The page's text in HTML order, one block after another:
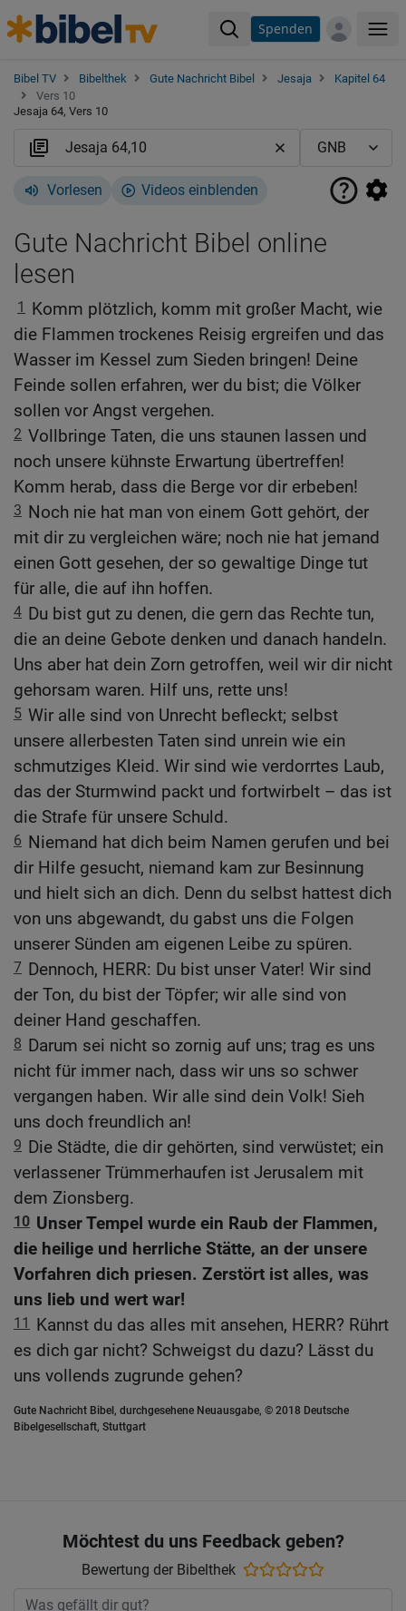
Spenden
Bibel TV Bibelthek Gute Nachricht Bibel Jesaja
Kapitel 64
Vers 10
Jesaja 64, Vers 10
Vorlesen Videos einblenden
Gute Nachricht Bibel online
lesen
1 Komm plötzlich, komm mit großer Macht, wie
die Flammen trockenes Reisig ergreifen und das
Wasser im Kessel zum Sieden bringen! Deine
Feinde sollen erfahren, wer du bist; die Völker
sollen vor Angst vergehen.
2 Vollbringe Taten, die uns staunen lassen und
noch unsere kühnste Erwartung übertreffen!
Komm herab, dass die Berge vor dir erbeben!
3 Noch nie hat man von einem Gott gehört, der
mit dir zu vergleichen wäre; noch nie hat jemand
einen Gott gesehen, der so gewaltige Dinge tut
für alle, die auf ihn hoffen.
4 Du bist gut zu denen, die gern das Rechte tun,
die an deine Gebote denken und danach handeln.
Uns aber hat dein Zorn getroffen, weil wir dir nicht
gehorsam waren. Hilf uns, rette uns!
5 Wir alle sind von Unrecht befleckt; selbst
unsere allerbesten Taten sind unrein wie ein
schmutziges Kleid. Wir sind wie verdorrtes Laub,
das der Sturmwind packt und fortwirbelt – das ist
die Strafe für unsere Schuld.
6 Niemand hat dich beim Namen gerufen und bei
dir Hilfe gesucht, niemand kam zur Besinnung
und hielt sich an dich. Denn du selbst hattest dich
von uns abgewandt, du gabst uns die Folgen
unserer Sünden am eigenen Leibe zu spüren.
7 Dennoch, HERR: Du bist unser Vater! Wir sind
der Ton, du bist der Töpfer; wir alle sind von
deiner Hand geschaffen.
8 Darum sei nicht so zornig auf uns; trag es uns
nicht für immer nach, dass wir uns so schwer
vergangen haben. Wir alle sind dein Volk! Sieh
uns doch freundlich an!
9 Die Städte, die dir gehörten, sind verwüstet; ein
verlassener Trümmerhaufen ist Jerusalem mit
dem Zionsberg.
10 Unser Tempel wurde ein Raub der Flammen,
die heilige und herrliche Stätte, an der unsere
Vorfahren dich priesen. Zerstört ist alles, was
uns lieb und wert war!
11 Kannst du das alles mit ansehen, HERR? Rührt
es dich gar nicht? Schweigst du dazu? Lässt du
uns vollends zugrunde gehen?
Gute Nachricht Bibel, durchgesehene Neuausgabe, © 2018 Deutsche
Bibelgesellschaft, Stuttgart
Möchtest du uns Feedback geben?
Bewertung der Bibelthek